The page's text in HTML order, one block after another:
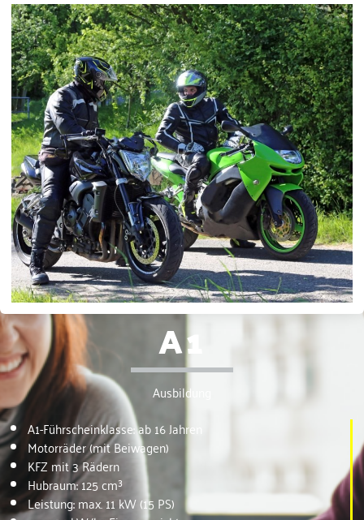
A1
Ausbildung
A1-Führscheinklasse: ab 16 Jahren
Motorräder (mit Beiwagen)
KFZ mit 3 Rädern
Hubraum: 125 cm³
Leistung: max. 11 kW (15 PS)